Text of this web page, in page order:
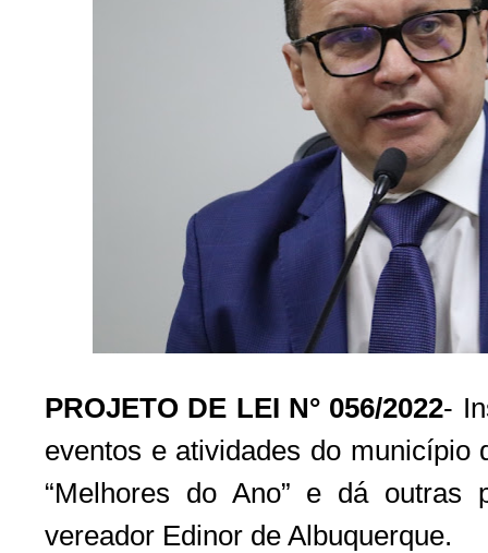
PROJETO DE LEI N° 056/2022-
eventos e atividades do município
“Melhores do Ano” e dá outras
vereador Edinor de Albuquerque.